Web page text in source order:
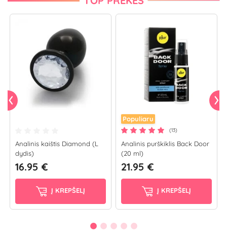
Analinis kaištis Diamond (L
dydis)
16.95 €
Į KREPŠELĮ
Populiaru
(13)
Analinis purškiklis Back Door
(20 ml)
21.95 €
Į KREPŠELĮ